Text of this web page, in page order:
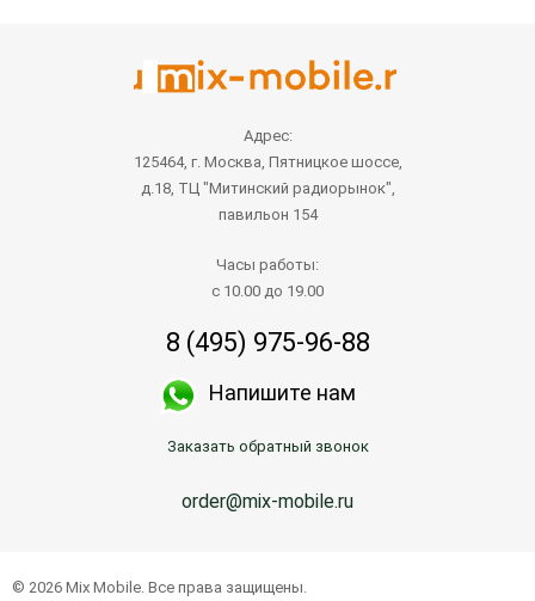
Адрес:
125464, г. Москва, Пятницкое шоссе,
д.18, ТЦ "Митинский радиорынок",
павильон 154
Часы работы:
с 10.00 до 19.00
8 (495) 975-96-88
Напишите нам
Заказать обратный звонок
order@mix-mobile.ru
© 2026 Mix Mobile. Все права защищены.